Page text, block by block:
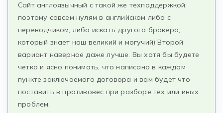
Сайт англоязычный с такой же техподдержкой,
поэтому совсем нулям в английском либо с
переводчиком, либо искать другого брокера,
который знает наш великий и могучий) Второй
вариант наверное даже лучше. Вы хотя бы будете
четко и ясно понимать, что написано в каждом
пункте заключаемого договора и вам будет что
поставить в противовес при разборе тех или иных
проблем.